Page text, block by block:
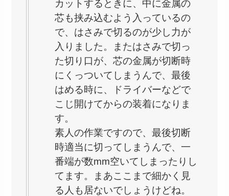
カットするときに、中に金属の
芯も挟み込むよう入っているの
で、はさみで切るのが少し力が
入りました。またはさみで切っ
た切り口が、芯の金属が切断時
にくっついてしまうんで、最後
はめる時に、ドライバーなどで
こじ開けてからの装着になりま
す。
素人の作業ですので、最後切断
時適当に切ってしまうんで、一
番端が数mm空いてしまったりし
てます。まあここまで細かく見
る人も居ないでしょうけどね。